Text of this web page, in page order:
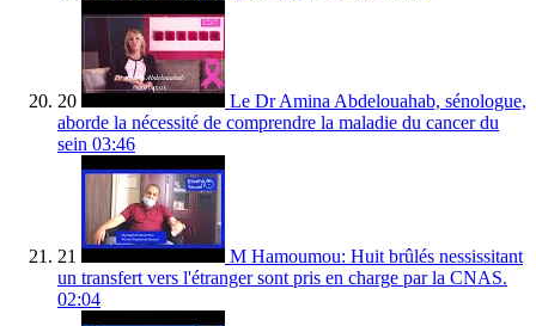
20
Le Dr Amina Abdelouahab, sénologue,
aborde la nécessité de comprendre la maladie du cancer du
sein 03:46
21
M Hamoumou: Huit brûlés nessissitant
un transfert vers l'étranger sont pris en charge par la CNAS.
02:04